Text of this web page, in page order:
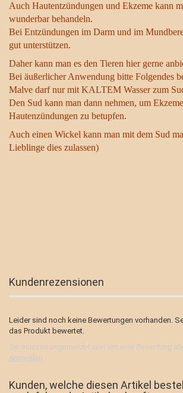
Auch Hautentzündungen und Ekzeme kann
wunderbar behandeln.
Bei Entzündungen im Darm und im
gut unterstützen.
Daher kann man es den Tieren hier gerne
Bei äußerlicher Anwendung bitte Folgendes
Malve darf nur mit KALTEM Wasser zum
Den Sud kann man dann nehmen, um
Hautenzündungen zu betupfen.
Auch einen Wickel kann man mit dem Sud
Lieblinge dies zulassen)
Kundenrezensionen
Leider sind noch keine Bewertungen vorhanden.
das Produkt bewertet.
Sie müssen angemeldet sein um eine Bewertung
Anmelden
Kunden, welche diesen Artikel